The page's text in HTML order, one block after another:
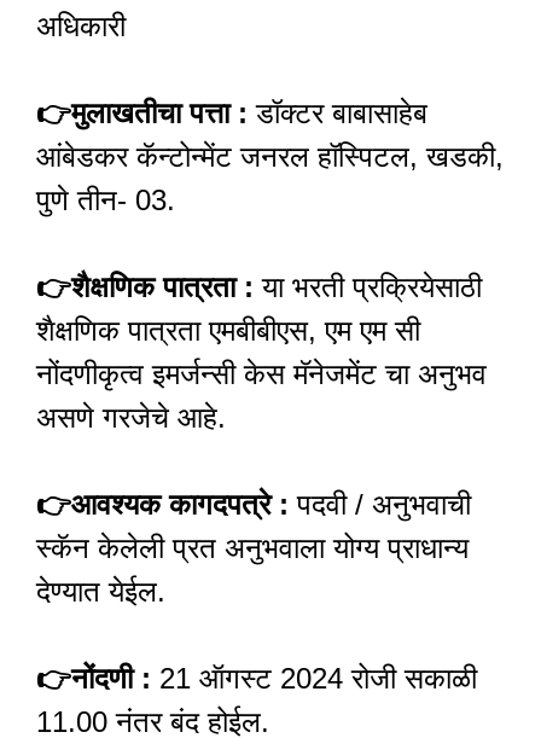
अधिकारी
👉मुलाखतीचा पत्ता :डॉक्टर बाबासाहेब
आंबेडकर कॅन्टोन्मेंट जनरल हॉस्पिटल, खडकी,
पुणे तीन- 03.
👉शैक्षणिक पात्रता :या भरती प्रक्रियेसाठी
शैक्षणिक पात्रता एमबीबीएस, एम एम सी
नोंदणीकृत्व इमर्जन्सी केस मॅनेजमेंट चा अनुभव
असणे गरजेचे आहे.
👉आवश्यक कागदपत्रे :पदवी / अनुभवाची
स्कॅन केलेली प्रत अनुभवाला योग्य प्राधान्य
देण्यात येईल.
👉नोंदणी : 21 ऑगस्ट 2024 रोजी सकाळी
11.00 नंतर बंद होईल.